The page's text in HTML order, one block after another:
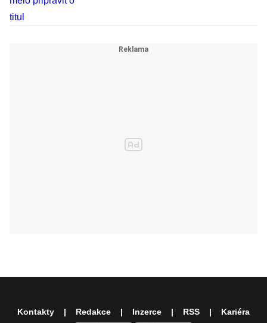
Kontakty Redakce Inzerce RSS Kariéra